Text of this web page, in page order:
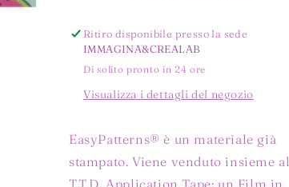
Ritiro disponibile presso la sede
IMMAGINA&CREALAB
Di solito pronto in 24 ore
Visualizza i dettagli del negozio
EasyPatterns® è un materiale già
stampato. Viene venduto insieme al
T.T.D. Application Tape: un Film in